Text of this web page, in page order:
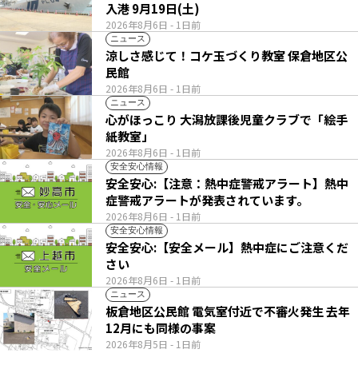
2026年8月6日 - 1日前
入港 9月19日(土)
ニュース
2026年8月6日 - 1日前
涼しさ感じて！コケ玉づくり教室 保倉地区公
民館
ニュース
2026年8月6日 - 1日前
心がほっこり 大潟放課後児童クラブで「絵手
紙教室」
安全安心情報
2026年8月6日 - 1日前
安全安心:【注意：熱中症警戒アラート】熱中
症警戒アラートが発表されています。
安全安心情報
2026年8月6日 - 1日前
安全安心:【安全メール】熱中症にご注意くだ
さい
ニュース
2026年8月5日 - 1日前
板倉地区公民館 電気室付近で不審火発生 去年
12月にも同様の事案